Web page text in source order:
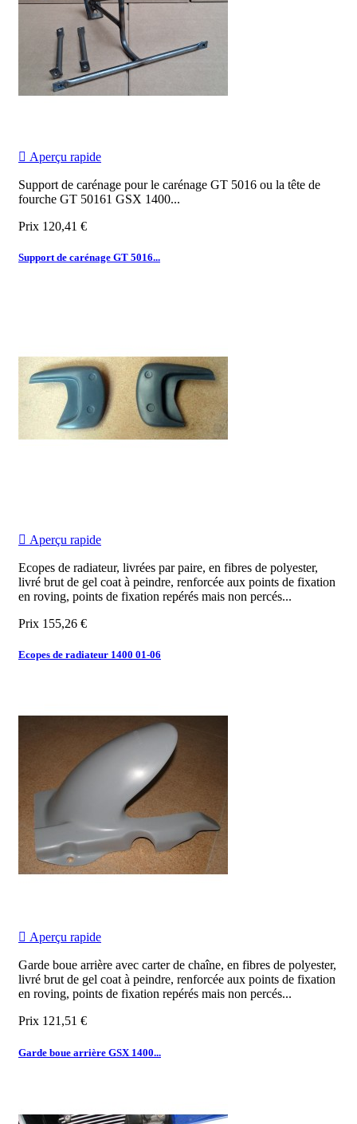
 Aperçu rapide
Support de carénage pour le carénage GT 5016 ou la tête de
fourche GT 50161 GSX 1400...
Prix 120,41 €
Support de carénage GT 5016...
 Aperçu rapide
Ecopes de radiateur, livrées par paire, en fibres de polyester,
livré brut de gel coat à peindre, renforcée aux points de fixation
en roving, points de fixation repérés mais non percés...
Prix 155,26 €
Ecopes de radiateur 1400 01-06
 Aperçu rapide
Garde boue arrière avec carter de chaîne, en fibres de polyester,
livré brut de gel coat à peindre, renforcée aux points de fixation
en roving, points de fixation repérés mais non percés...
Prix 121,51 €
Garde boue arrière GSX 1400...